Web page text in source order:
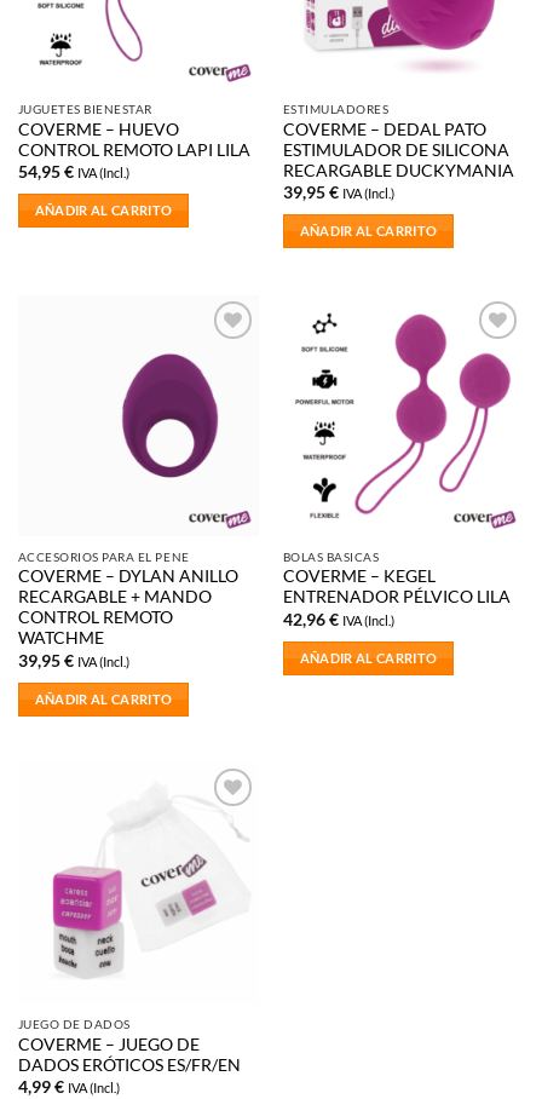
JUGUETES BIENESTAR
COVERME – HUEVO
CONTROL REMOTO LAPI LILA
54,95€ IVA (Incl.)
AÑADIR AL CARRITO
ESTIMULADORES
COVERME – DEDAL PATO
ESTIMULADOR DE SILICONA
RECARGABLE DUCKYMANIA
39,95€ IVA (Incl.)
AÑADIR AL CARRITO
lista de
deseos
ACCESORIOS PARA EL PENE
COVERME – DYLAN ANILLO
RECARGABLE + MANDO
CONTROL REMOTO
WATCHME
39,95€ IVA (Incl.)
AÑADIR AL CARRITO
Añadir
lista de
deseos
BOLAS BASICAS
COVERME – KEGEL
ENTRENADOR PÉLVICO LILA
42,96€ IVA (Incl.)
AÑADIR AL CARRITO
Añadir
lista de
JUEGO DE DADOS
COVERME – JUEGO DE
DADOS ERÓTICOS ES/FR/EN
4,99€ IVA (Incl.)